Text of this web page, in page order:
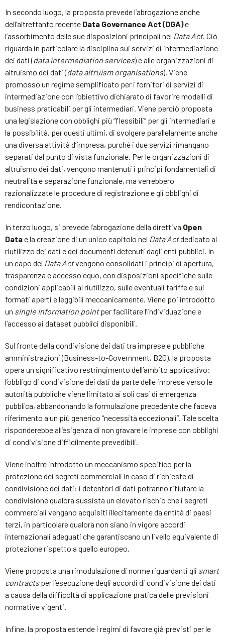
In secondo luogo, la proposta prevede l’abrogazione anche
dell’altrettanto recente Data Governance Act (DGA)e
l’assorbimento delle sue disposizioni principali nel Data Act. Ciò
riguarda in particolare la disciplina sui servizi di intermediazione
dei dati (data intermediation services) e alle organizzazioni di
altruismo dei dati (data altruism organisations). Viene
promosso un regime semplificato per i fornitori di servizi di
intermediazione con l’obiettivo dichiarato di favorire modelli di
business praticabili per gli intermediari. Viene perciò proposta
una legislazione con obblighi più “flessibili” per gli intermediari e
la possibilità, per questi ultimi, di svolgere parallelamente anche
una diversa attività d’impresa, purché i due servizi rimangano
separati dal punto di vista funzionale. Per le organizzazioni di
altruismo dei dati, vengono mantenuti i principi fondamentali di
neutralità e separazione funzionale, ma verrebbero
razionalizzate le procedure di registrazione e gli obblighi di
rendicontazione.
In terzo luogo, si prevede l’abrogazione della direttiva Open
Datae la creazione di un unico capitolo nel Data Actdedicato al
riutilizzo dei dati e dei documenti detenuti dagli enti pubblici. In
un capo del Data Actvengono consolidati i principi di apertura,
trasparenza e accesso equo, con disposizioni specifiche sulle
condizioni applicabili al riutilizzo, sulle eventuali tariffe e sui
formati aperti e leggibili meccanicamente. Viene poi introdotto
un single information pointper facilitare l’individuazione e
l’accesso ai dataset pubblici disponibili.
Sul fronte della condivisione dei dati tra imprese e pubbliche
amministrazioni (Business-to-Government, B2G), la proposta
opera un significativo restringimento dell’ambito applicativo:
l’obbligo di condivisione dei dati da parte delle imprese verso le
autorità pubbliche viene limitato ai soli casi di emergenza
pubblica, abbandonando la formulazione precedente che faceva
riferimento a un più generico “necessità eccezionali”. Tale scelta
risponderebbe all’esigenza di non gravare le imprese con obblighi
di condivisione difficilmente prevedibili.
Viene inoltre introdotto un meccanismo specifico per la
protezione dei segreti commerciali in caso di richieste di
condivisione dei dati: i detentori di dati potranno rifiutare la
condivisione qualora sussista un elevato rischio che i segreti
commerciali vengano acquisiti illecitamente da entità di paesi
terzi, in particolare qualora non siano in vigore accordi
internazionali adeguati che garantiscano un livello equivalente di
protezione rispetto a quello europeo.
Viene proposta una rimodulazione di norme riguardanti gli smart
contractsper l’esecuzione degli accordi di condivisione dei dati
a causa della difficoltà di applicazione pratica delle previsioni
normative vigenti.
Infine, la proposta estende i regimi di favore già previsti per le